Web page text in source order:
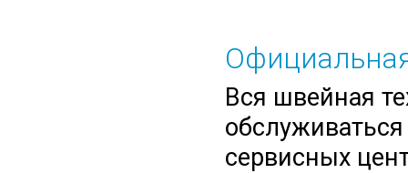
Вся швейная
сервисных